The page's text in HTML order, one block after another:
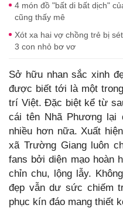
4 món đồ "bất di bất dịch"
cũng thấy mê
Xót xa hai vợ chồng trẻ bị
3 con nhỏ bơ vơ
Sở hữu nhan sắc xinh
được biết tới là một
trí Việt. Đặc biệt kể từ
cái tên Nhã Phương lại
nhiều hơn nữa. Xuất
xã Trường Giang luôn
fans bởi diện mạo hoàn
chỉn chu, lộng lẫy.
đẹp vẫn dư sức chiếm
phục kín đáo mang thiết